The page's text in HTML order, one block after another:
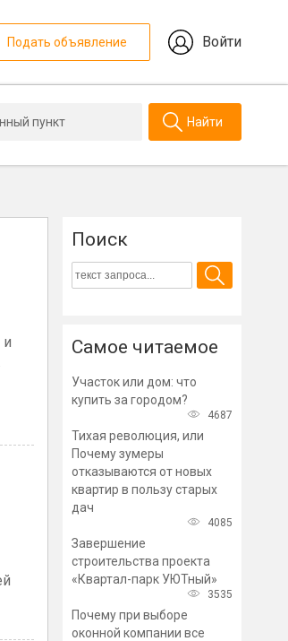
Подать объявление Войти
Найти
и
Поиск
Самое читаемое
Участок или дом: что
купить за городом?
4687
Тихая революция, или
Почему зумеры
отказываются от новых
квартир в пользу старых
дач
4085
Завершение
строительства проекта
«Квартал-парк УЮТный»
3535
Почему при выборе
оконной компании все